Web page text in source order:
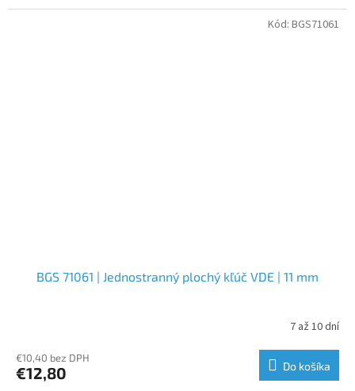
BGS 71061 | Jednostranný plochý kľúč VDE | 11 mm
7 až 10 dní
€10,40 bez DPH
€12,80 Do košíka
Kód: BGS71061